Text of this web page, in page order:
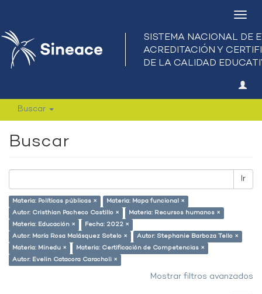
Buscar
Buscar
Ir
Materia: Políticas públicas ×
Materia: Mapa funcional ×
Autor: Cristhian Pacheco Castillo ×
Materia: Recursos humanos ×
Materia: Educación ×
Fecha: 2022 ×
Autor: María Rosa Malásquez Sotelo ×
Autor: Stephanie Barboza Tello ×
Materia: Minedu ×
Materia: Certificación de Competencias ×
Autor: Evelin Catacora Caracholi ×
Mostrar filtros avanzados